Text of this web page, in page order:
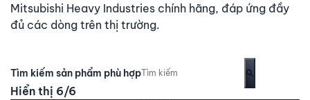
Mitsubishi Heavy Industries chính hãng, đáp ứng đầy
đủ các dòng trên thị trường.
Tìm kiếm sản phẩm phù hợp
Hiển thị 6/6